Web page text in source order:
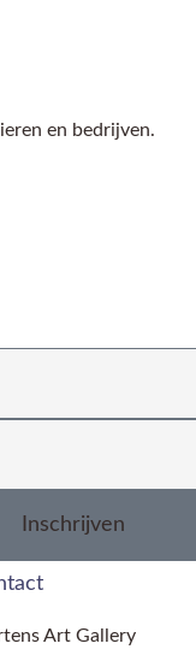
en bedrijven.
Inschrijven
Art Gallery